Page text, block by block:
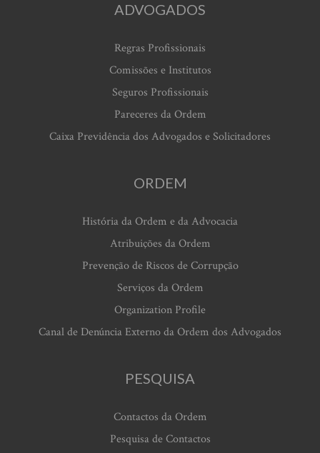
ADVOGADOS
Regras Profissionais
Comissões e Institutos
Seguros Profissionais
Pareceres da Ordem
Caixa Previdência dos Advogados e Solicitadores
ORDEM
História da Ordem e da Advocacia
Atribuições da Ordem
Prevenção de Riscos de Corrupção
Serviços da Ordem
Organization Profile
Canal de Denúncia Externo da Ordem dos Advogados
PESQUISA
Contactos da Ordem
Pesquisa de Contactos